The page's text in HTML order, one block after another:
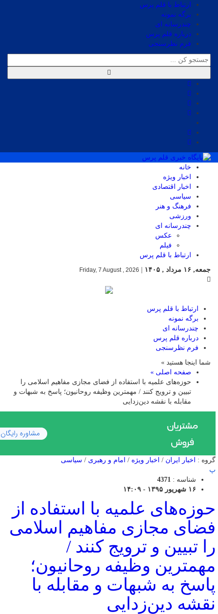
ارتباط با قلم پرس
برگه نمونه
چندرسانه ای
درباره قلم پرس
فرم نظرسنجی
خانه
اخبار ویژه
اخبار اقتصادی
سیاسی
فرهنگ و هنر
ورزشی
چندرسانه ای
عکس
فیلم
ارتباط با قلم پرس
جمعه, ۱۶ مرداد , ۱۴۰۵
Friday, 7 August , 2026
ارتباط با قلم پرس
برگه نمونه
چندرسانه ای
درباره قلم پرس
فرم نظرسنجی
شما اینجا هستید »
صفحه اصلی »
حوزه‌های علمیه با استفاده از فضای مجازی مفاهیم اسلامی را
تبیین و ترویج کنند / مهمترین وظیفه روحانیون؛ پاسخ به شبهات و
مقابله با نقشه دین‌زدایی
گروه : اخبار ایران / اخبار ویژه / امام و رهبری / سیاسی
پ
شناسه : 4371
۱۶ شهریور ۱۳۹۵ - ۱۴:۰۹
حوزه‌های علمیه با استفاده از
فضای مجازی مفاهیم اسلامی
را تبیین و ترویج کنند /
مهمترین وظیفه روحانیون؛
پاسخ به شبهات و مقابله با
نقشه دین‌زدایی